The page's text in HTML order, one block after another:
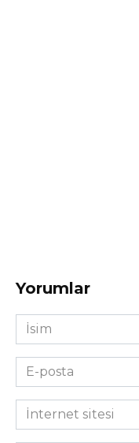
Yorumlar
İsim
*
E-
posta
*İnternet
sitesi